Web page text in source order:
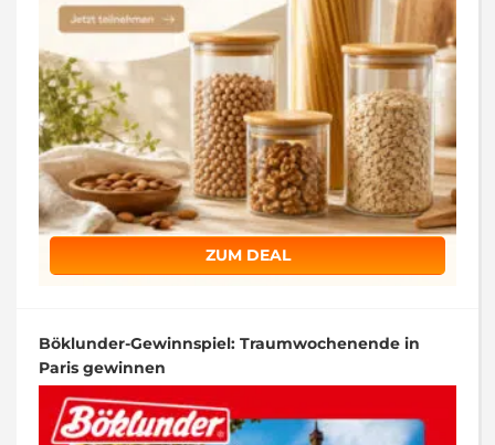
ZUM DEAL
Böklunder-Gewinnspiel: Traumwochenende in
Paris gewinnen